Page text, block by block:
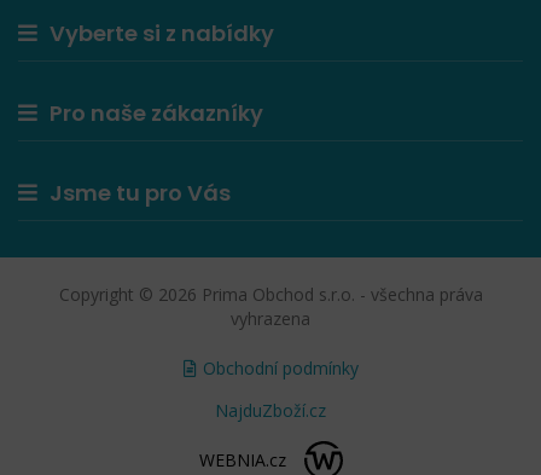
Vyberte si z nabídky
Pro naše zákazníky
Jsme tu pro Vás
Copyright © 2026 Prima Obchod s.r.o. - všechna práva
vyhrazena
Obchodní podmínky
NajduZboží.cz
WEBNIA.cz